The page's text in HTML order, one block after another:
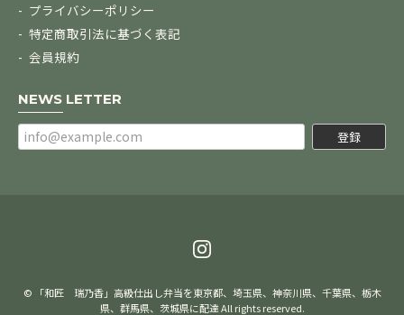
プライバシーポリシー
特定商取引法に基づく表記
会員規約
NEWS LETTER
登録
© 「和匠 瑞乃香」高級仕出し弁当を東京都、埼玉県、神奈川県、千葉県、栃木
県、群馬県、茨城県に配達 All rights reserved.